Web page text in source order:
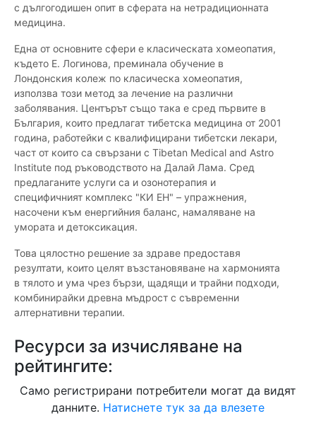
с дългогодишен опит в сферата на нетрадиционната
медицина.
Една от основните сфери е класическата хомеопатия,
където Е. Логинова, преминала обучение в
Лондонския колеж по класическа хомеопатия,
използва този метод за лечение на различни
заболявания. Центърът също така е сред първите в
България, които предлагат тибетска медицина от 2001
година, работейки с квалифицирани тибетски лекари,
част от които са свързани с Tibetan Medical and Astro
Institute под ръководството на Далай Лама. Сред
предлаганите услуги са и озонотерапия и
специфичният комплекс "КИ ЕН" – упражнения,
насочени към енергийния баланс, намаляване на
умората и детоксикация.
Това цялостно решение за здраве предоставя
резултати, които целят възстановяване на хармонията
в тялото и ума чрез бързи, щадящи и трайни подходи,
комбинирайки древна мъдрост с съвременни
алтернативни терапии.
Ресурси за изчисляване на
рейтингите:
Само регистрирани потребители могат да видят
данните. Натиснете тук за да влезете